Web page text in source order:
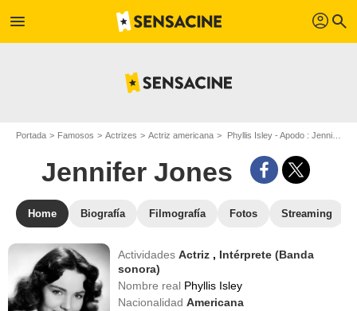
menu profil search
Portada Famosos Actrizes Actriz americana Phyllis Isley - Apodo : Jennifer Jones
Jennifer Jones
Home Biografía Filmografía Fotos Streaming
ActividadesActriz , Intérprete (Banda
sonora)
Nombre real Phyllis Isley
NacionalidadAmericana